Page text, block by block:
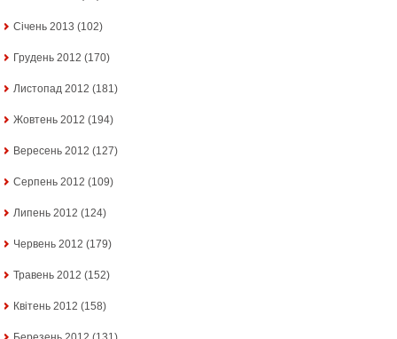
Січень 2013 (102)
Грудень 2012 (170)
Листопад 2012 (181)
Жовтень 2012 (194)
Вересень 2012 (127)
Серпень 2012 (109)
Липень 2012 (124)
Червень 2012 (179)
Травень 2012 (152)
Квітень 2012 (158)